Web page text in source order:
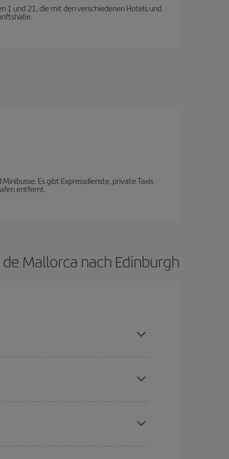
1 und 21, die mit den verschiedenen Hotels und
Es gibt Expressdienste, private Taxis
entfernt.
Mallorca nach Edinburgh
günstiger sind die Preise.